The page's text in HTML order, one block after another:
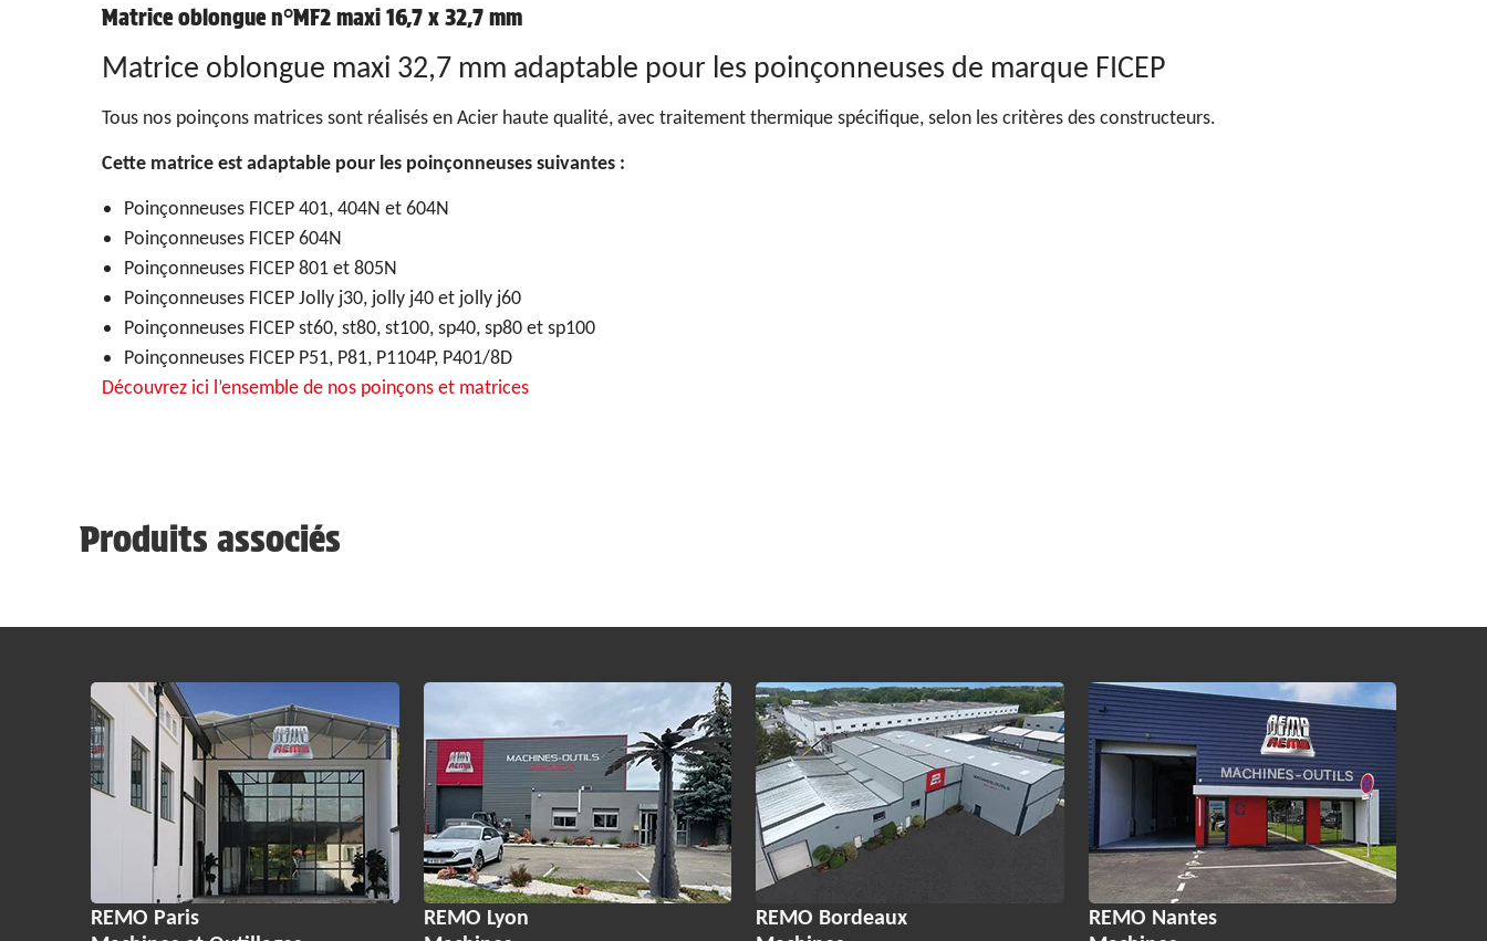
Matrice oblongue n°MF2 maxi 16,7 x 32,7 mm
Matrice oblongue maxi 32,7 mm adaptable pour les poinçonneuses de marque FICEP
Tous nos poinçons matrices sont réalisés en Acier haute qualité, avec traitement thermique spécifique, selon les critères des constructeurs.
Cette matrice est adaptable pour les poinçonneuses suivantes :
Poinçonneuses FICEP 401, 404N et 604N
Poinçonneuses FICEP 604N
Poinçonneuses FICEP 801 et 805N
Poinçonneuses FICEP Jolly j30, jolly j40 et jolly j60
Poinçonneuses FICEP st60, st80, st100, sp40, sp80 et sp100
Poinçonneuses FICEP P51, P81, P1104P, P401/8D
Découvrez ici l’ensemble de nos poinçons et matrices
Produits associés
REMO Paris
REMO Lyon
REMO Bordeaux
REMO Nantes